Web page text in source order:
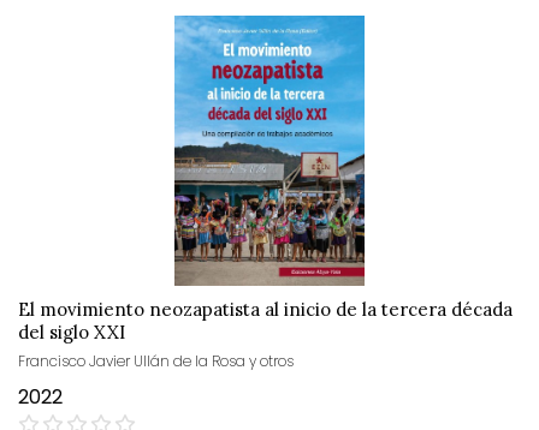
El movimiento neozapatista al inicio de la tercera década
del siglo XXI
Francisco Javier Ullán de la Rosa y otros
2022